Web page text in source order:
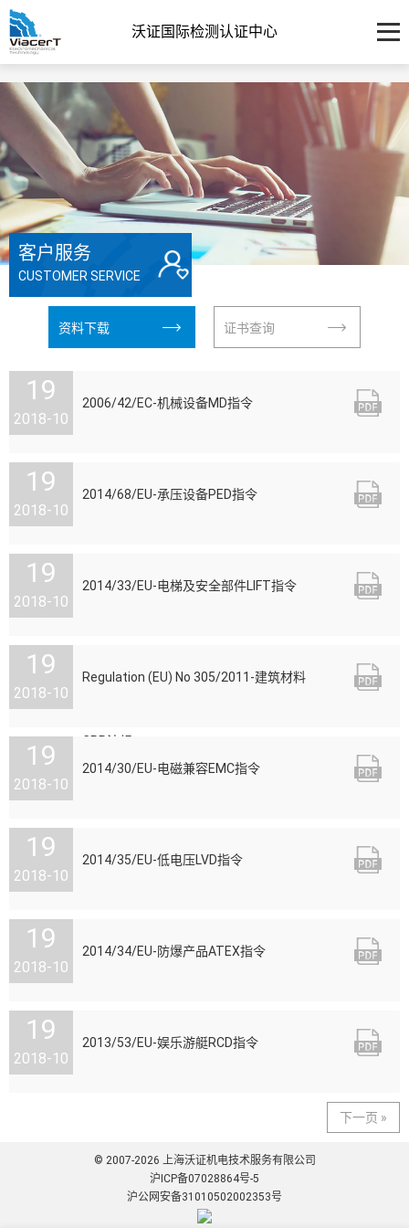
沃证国际检测认证中心
客户服务
CUSTOMER SERVICE
资料下载 证书查询
19
2018-10
2006/42/EC-机械设备MD指令 
19
2018-10
2014/68/EU-承压设备PED指令 
19
2018-10
2014/33/EU-电梯及安全部件LIFT指令 
19
2018-10
Regulation (EU) No 305/2011-建筑材料
CPR法规

19
2018-10
2014/30/EU-电磁兼容EMC指令 
19
2018-10
2014/35/EU-低电压LVD指令 
19
2018-10
2014/34/EU-防爆产品ATEX指令 
19
2018-10
2013/53/EU-娱乐游艇RCD指令 
下一页 »
© 2007-2026 上海沃证机电技术服务有限公司
沪ICP备07028864号-5
沪公网安备31010502002353号